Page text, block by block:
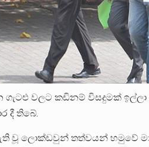
ගැටළු වලට කඩිනම් විසදුමක් ඉල්ලා
දී තිබේ.
වූ ලොක්ඩවුන් තත්වයන් හමුවේ